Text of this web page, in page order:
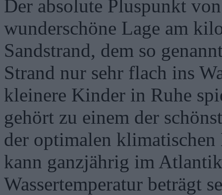
Der absolute Pluspunkt
wunderschöne Lage am
Sandstrand, dem so
Strand nur sehr flach ins
kleinere Kinder in Ruhe
gehört zu einem der
der optimalen
kann ganzjährig im
Wassertemperatur beträgt